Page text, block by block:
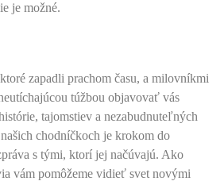
je možné.
zapadli prachom času, a milovníkmi
túžbou objavovať vás
tajomstiev a nezabudnuteľných
chodníčkoch je krokom do
s tými, ktorí jej načúvajú. Ako
vám pomôžeme vidieť svet novými